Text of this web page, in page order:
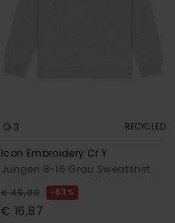
3 RECYCLED
Icon Embroidery Cr Y
Jungen 8-16 Grau Sweatshirt
€ 45,00 63%
€ 16,87